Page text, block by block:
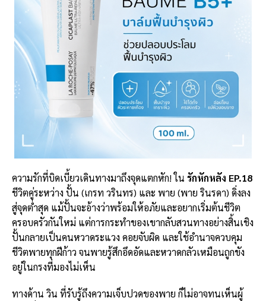
ความรักที่บิดเบี้ยวเดินทางมาถึงจุดแตกหัก! ใน รักหักหลัง EP.18
ชีวิตคู่ระหว่าง ปั้น (เกรท วรินทร) และ พาย (พาย รินรดา) ดิ่งลง
สู่จุดต่ำสุด แม้ปั้นจะอ้างว่าพร้อมให้อภัยและอยากเริ่มต้นชีวิต
ครอบครัวกันใหม่ แต่การกระทำของเขากลับสวนทางอย่างสิ้นเชิง
ปั้นกลายเป็นคนหวาดระแวง คอยจับผิด และใช้อำนาจควบคุม
ชีวิตพายทุกฝีก้าว จนพายรู้สึกอึดอัดและหวาดกลัวเหมือนถูกขัง
อยู่ในกรงที่มองไม่เห็น
ทางด้าน วิน ที่รับรู้ถึงความเจ็บปวดของพาย ก็ไม่อาจทนเห็นผู้